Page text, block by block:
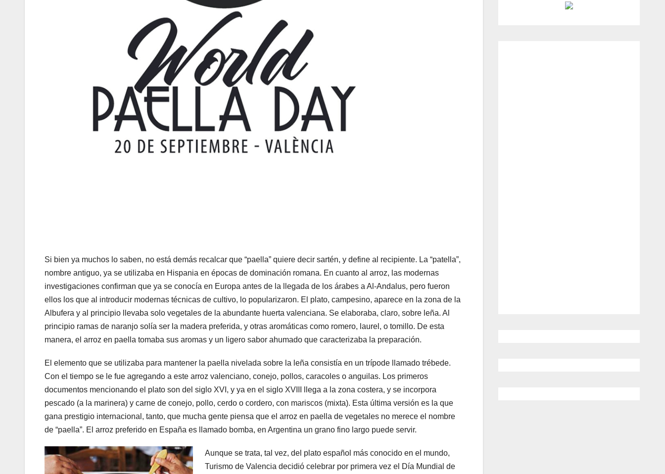
Si bien ya muchos lo saben, no está demás recalcar que “paella” quiere decir sartén, y define al recipiente. La “patella”,
nombre antiguo, ya se utilizaba en Hispania en épocas de dominación romana. En cuanto al arroz, las modernas
investigaciones confirman que ya se conocía en Europa antes de la llegada de los árabes a Al-Andalus, pero fueron
ellos los que al introducir modernas técnicas de cultivo, lo popularizaron. El plato, campesino, aparece en la zona de la
Albufera y al principio llevaba solo vegetales de la abundante huerta valenciana. Se elaboraba, claro, sobre leña. Al
principio ramas de naranjo solía ser la madera preferida, y otras aromáticas como romero, laurel, o tomillo. De esta
manera, el arroz en paella tomaba sus aromas y un ligero sabor ahumado que caracterizaba la preparación.
El elemento que se utilizaba para mantener la paella nivelada sobre la leña consistía en un trípode llamado trébede.
Con el tiempo se le fue agregando a este arroz valenciano, conejo, pollos, caracoles o anguilas. Los primeros
documentos mencionando el plato son del siglo XVI, y ya en el siglo XVIII llega a la zona costera, y se incorpora
pescado (a la marinera) y carne de conejo, pollo, cerdo o cordero, con mariscos (mixta). Esta última versión es la que
gana prestigio internacional, tanto, que mucha gente piensa que el arroz en paella de vegetales no merece el nombre
de “paella”. El arroz preferido en España es llamado bomba, en Argentina un grano fino largo puede servir.
Aunque se trata, tal vez, del plato español más conocido en el mundo,
Turismo de Valencia decidió celebrar por primera vez el Día Mundial de